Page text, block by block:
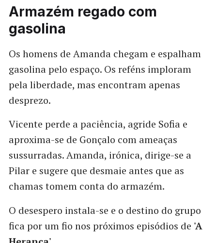
Armazém regado com
gasolina
Os homens de Amanda chegam e espalham
gasolina pelo espaço. Os reféns imploram
pela liberdade, mas encontram apenas
desprezo.
Vicente perde a paciência, agride Sofia e
aproxima-se de Gonçalo com ameaças
sussurradas. Amanda, irónica, dirige-se a
Pilar e sugere que desmaie antes que as
chamas tomem conta do armazém.
O desespero instala-se e o destino do grupo
fica por um fio nos próximos episódios de 'A